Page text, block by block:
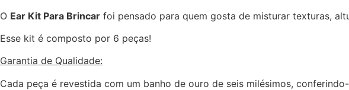
O Ear Kit Para Brincar foi pensado para quem gosta de misturar texturas,
Esse kit é composto por 6 peças!
Garantia de Qualidade:
Cada peça é revestida com um banho de ouro de seis milésimos,